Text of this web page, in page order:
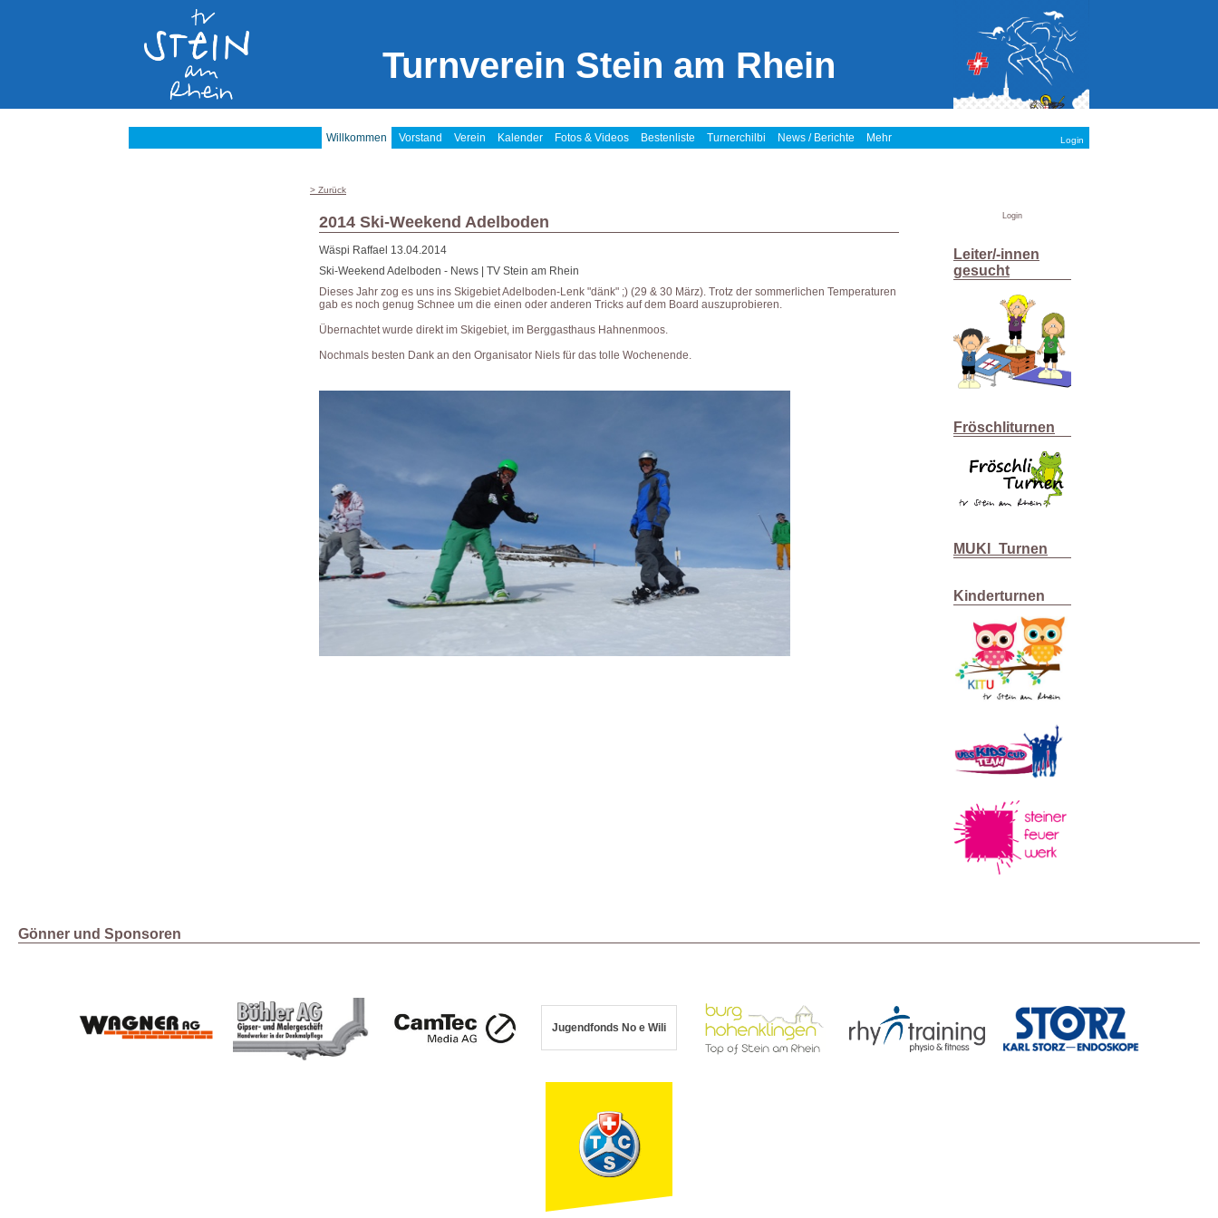
Turnverein Stein am Rhein
Willkommen Vorstand Verein Kalender Fotos & Videos Bestenliste Turnerchilbi News / Berichte Mehr Login
> Zurück
2014 Ski-Weekend Adelboden
Wäspi Raffael 13.04.2014
Ski-Weekend Adelboden - News | TV Stein am Rhein
Dieses Jahr zog es uns ins Skigebiet Adelboden-Lenk "dänk" ;) (29 & 30 März). Trotz der sommerlichen Temperaturen
gab es noch genug Schnee um die einen oder anderen Tricks auf dem Board auszuprobieren.
Übernachtet wurde direkt im Skigebiet, im Berggasthaus Hahnenmoos.
Nochmals besten Dank an den Organisator Niels für das tolle Wochenende.
Login
Leiter/-innen
gesucht
Fröschliturnen
MUKI_Turnen
Kinderturnen
Gönner und Sponsoren
Jugendfonds No e Wili